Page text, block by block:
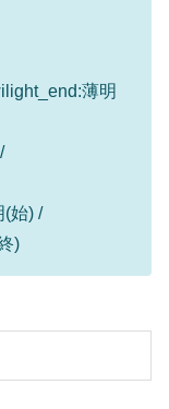
薄明
(始) /
)